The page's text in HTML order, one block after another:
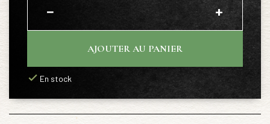
− +
AJOUTER AU PANIER
En stock